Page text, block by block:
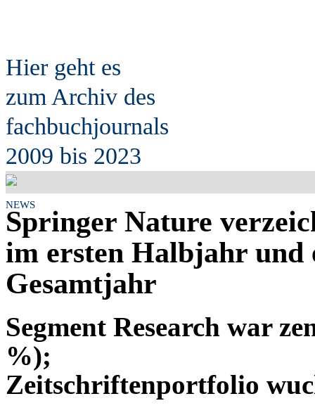
Hier geht es
zum Archiv des
fachbuchjournals
2009 bis 2023
NEWS
Springer Nature
im ersten Halbjahr und
Gesamtjahr
Segment Research war
%);
Zeitschriftenportfolio